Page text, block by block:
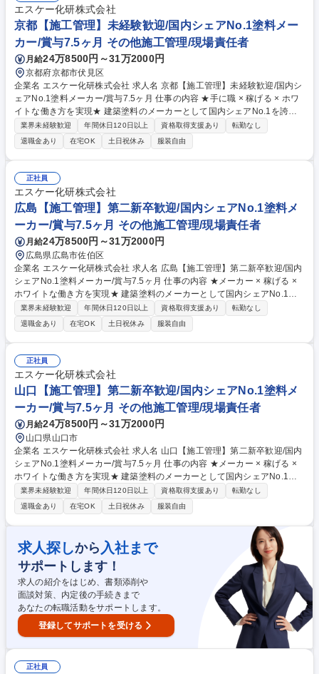
め、ホワイトな働く環境が整っています。 ■塗装作業は一切なし、見積や
事務処理は分業化、システム導入により書類作成も効率化などにより、本
来の管理業務に集中できます。 募集職種 岡山【施工管理】第二新卒歓迎/
国内シェアNo.1塗料メーカー/賞与7.5ヶ月
エスケー化研株式会社
京都【施工管理】未経験歓迎/国内シェアNo.1塗料メー
カー/賞与7.5ヶ月 その他施工管理/現場責任者
月給24万8500円～31万2000円
京都府京都市伏見区
企業名 エスケー化研株式会社 求人名 京都【施工管理】未経験歓迎/国内シ
ェアNo.1塗料メーカー/賞与7.5ヶ月 仕事の内容 ★手に職 × 稼げる × ホワ
イトな働き方を実現★ 建築塗料のメーカーとして国内シェアNo.1を誇る
当社で、建築物の屋根や外壁、内装、床、屋上などへの塗装作業のスケジ
ュール管理や安全管理をお任せします。 【詳細】■建築現場で職人さんを
まとめる“司令塔”のような役割です。実際に塗装作業をするのではなく、
スケジュール調整や安全管理など、“人と関わりながら現場を動かす仕
事”です。 ■住宅メーカー等から受け取った全体のスケジュールを元に、施
工計画を立てて、塗装する職人や資材の手配を進めます。工事が始まれ
ば、スケジュール通りに作業が進むよう、業務・安全・品質の管理をする
お仕事です。 募集職種 京都【施工管理】未経験歓迎/国内シェアNo.1塗料
メーカー/賞与7.5ヶ月
業界未経験歓迎 年間休日120日以上 資格取得支援あり
転勤なし
退職金あり
在宅OK 土日祝休み 服装自由
正社員
エスケー化研株式会社
広島【施工管理】第二新卒歓迎/国内シェアNo.1塗料メ
ーカー/賞与7.5ヶ月 その他施工管理/現場責任者
月給24万8500円～31万2000円
広島県広島市佐伯区
企業名 エスケー化研株式会社 求人名 広島【施工管理】第二新卒歓迎/国内
シェアNo.1塗料メーカー/賞与7.5ヶ月 仕事の内容 ★メーカー × 稼げる ×
ホワイトな働き方を実現★ 建築塗料のメーカーとして国内シェアNo.1を
誇る当社で、建築物の屋根や外壁、内装、床、屋上などへの塗装作業のス
ケジュール管理や安全管理をお任せします。 【詳細】■住宅メーカー等か
ら受け取った全体のスケジュールを元に、施工計画を立てて、塗装する職
人や資材の手配を進めます。工事が始まれば、スケジュール通りに作業が
進むよう、業務・安全・品質を管理します。 ■メーカーの施工管理職のた
め、ホワイトな働く環境が整っています。 ■塗装作業は一切なし、見積や
事務処理は分業化、システム導入により書類作成も効率化などにより、本
来の管理業務に集中できます。 募集職種 広島【施工管理】第二新卒歓迎/
国内シェアNo.1塗料メーカー/賞与7.5ヶ月
業界未経験歓迎 年間休日120日以上 資格取得支援あり
転勤なし
退職金あり
在宅OK 土日祝休み 服装自由
正社員
エスケー化研株式会社
山口【施工管理】第二新卒歓迎/国内シェアNo.1塗料メ
ーカー/賞与7.5ヶ月 その他施工管理/現場責任者
月給24万8500円～31万2000円
山口県山口市
企業名 エスケー化研株式会社 求人名 山口【施工管理】第二新卒歓迎/国内
シェアNo.1塗料メーカー/賞与7.5ヶ月 仕事の内容 ★メーカー × 稼げる ×
ホワイトな働き方を実現★ 建築塗料のメーカーとして国内シェアNo.1を
誇る当社で、建築物の屋根や外壁、内装、床、屋上などへの塗装作業のス
ケジュール管理や安全管理をお任せします。 【詳細】■住宅メーカー等か
ら受け取った全体のスケジュールを元に、施工計画を立てて、塗装する職
人や資材の手配を進めます。工事が始まれば、スケジュール通りに作業が
進むよう、業務・安全・品質を管理します。 ■メーカーの施工管理職のた
め、ホワイトな働く環境が整っています。 ■塗装作業は一切なし、見積や
事務処理は分業化、システム導入により書類作成も効率化などにより、本
来の管理業務に集中できます。 募集職種 山口【施工管理】第二新卒歓迎/
国内シェアNo.1塗料メーカー/賞与7.5ヶ月
業界未経験歓迎 年間休日120日以上 資格取得支援あり
転勤なし
退職金あり
在宅OK 土日祝休み 服装自由
求人探しから 入社まで
サポートします！
求人の紹介をはじめ、書類添削や
面談対策、内定後の手続きまで
あなたの転職活動をサポートします。
登録してサポートを受ける
正社員